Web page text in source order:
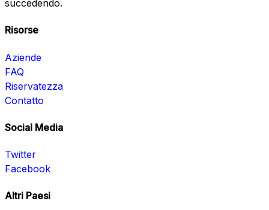
succedendo.
Risorse
Aziende
FAQ
Riservatezza
Contatto
Social Media
Twitter
Facebook
Altri Paesi